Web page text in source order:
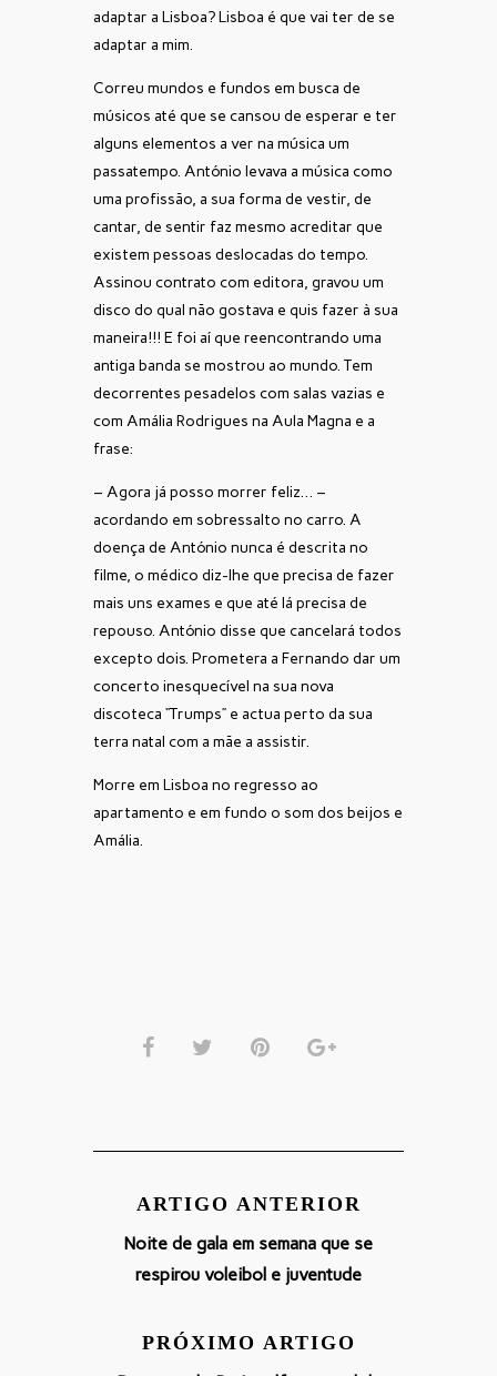
adaptar a Lisboa? Lisboa é que vai ter de se
adaptar a mim.
Correu mundos e fundos em busca de
músicos até que se cansou de esperar e ter
alguns elementos a ver na música um
passatempo. António levava a música como
uma profissão, a sua forma de vestir, de
cantar, de sentir faz mesmo acreditar que
existem pessoas deslocadas do tempo.
Assinou contrato com editora, gravou um
disco do qual não gostava e quis fazer à sua
maneira!!! E foi aí que reencontrando uma
antiga banda se mostrou ao mundo. Tem
decorrentes pesadelos com salas vazias e
com Amália Rodrigues na Aula Magna e a
frase:
– Agora já posso morrer feliz… –
acordando em sobressalto no carro. A
doença de António nunca é descrita no
filme, o médico diz-lhe que precisa de fazer
mais uns exames e que até lá precisa de
repouso. António disse que cancelará todos
excepto dois. Prometera a Fernando dar um
concerto inesquecível na sua nova
discoteca “Trumps” e actua perto da sua
terra natal com a mãe a assistir.
Morre em Lisboa no regresso ao
apartamento e em fundo o som dos beijos e
Amália.
ARTIGO ANTERIOR
Noite de gala em semana que se
respirou voleibol e juventude
PRÓXIMO ARTIGO